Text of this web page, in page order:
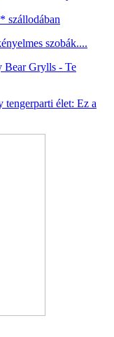
szállodában
szobák....
Bear Grylls - Te
tengerparti élet: Ez a